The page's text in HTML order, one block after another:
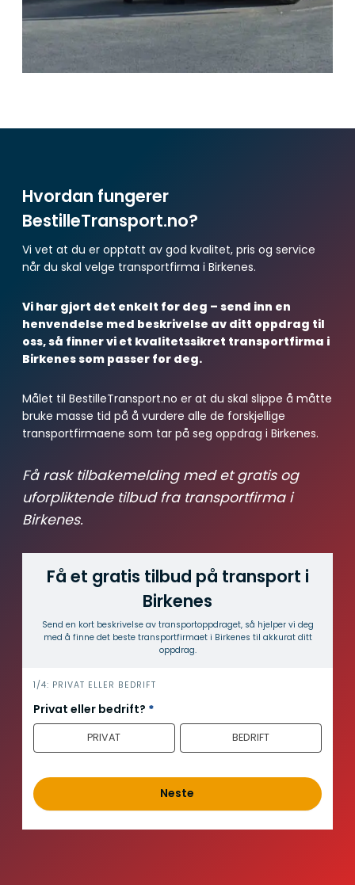
Hvordan fungerer
BestilleTransport.no?
Vi vet at du er opptatt av god kvalitet, pris og service
når du skal velge transportfirma i Birkenes.
Vi har gjort det enkelt for deg – send inn en
henvendelse med beskrivelse av ditt oppdrag til
oss, så finner vi et kvalitetssikret transportfirma i
Birkenes som passer for deg.
Målet til BestilleTransport.no er at du skal slippe å måtte
bruke masse tid på å vurdere alle de forskjellige
transportfirmaene som tar på seg oppdrag i Birkenes.
Få rask tilbakemelding med et gratis og
uforpliktende tilbud fra transportfirma i
Birkenes.
Få et gratis tilbud på transport i
Birkenes
Send en kort beskrivelse av transport­oppdraget, så hjelper vi deg
med å finne det beste transport­firmaet i Birkenes til akkurat ditt
oppdrag.
i
n
n
o
d
1/4: PRIVAT ELLER BEDRIFT
Privat eller bedrift? *
PRIVAT BEDRIFT
Neste